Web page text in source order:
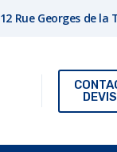
12 Rue Georges de la